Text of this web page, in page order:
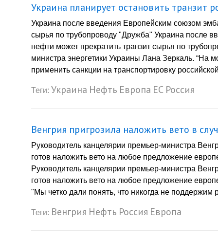
Украина планирует остановить транзит
Украина после введения Европейским союзом
сырья по трубопроводу "Дружба" Украина после
нефти может прекратить транзит сырья по
министра энергетики Украины Лана Зеркаль. “На
применить санкции на транспортировку
Теги: Украина Нефть Европа ЕС Россия
Венгрия пригрозила наложить вето в
Руководитель канцелярии премьер-министра
готов наложить вето на любое предложение
Руководитель канцелярии премьер-министра
готов наложить вето на любое предложение
"Мы четко дали понять, что никогда не
Теги: Венгрия Нефть Россия Европа